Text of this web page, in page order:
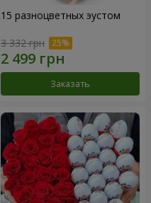
15 разноцветных эустом
3 332 грн
Заказать